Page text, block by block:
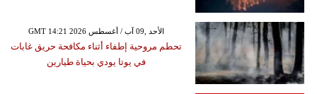
GMT 14:21 2026 الأحد ,09 آب / أغسطس
تحطم مروحية إطفاء أثناء مكافحة حريق غابات
في يوتا يودي بحياة طيارين